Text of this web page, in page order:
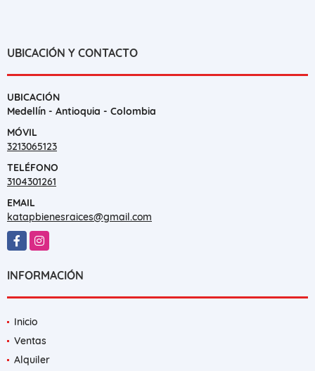
UBICACIÓN Y CONTACTO
UBICACIÓN
Medellín - Antioquia - Colombia
MÓVIL
3213065123
TELÉFONO
3104301261
EMAIL
katapbienesraices@gmail.com
FacebookInstagram
INFORMACIÓN
Inicio
Ventas
Alquiler